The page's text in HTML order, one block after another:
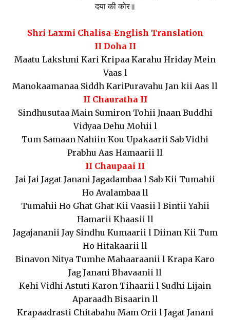
दया की कोर॥
Shri Laxmi Chalisa-English Translation
II Doha II
Maatu Lakshmi Kari Kripaa Karahu Hriday Mein
Vaas l
Manokaamanaa Siddh KariPuravahu Jan kii Aas ll
II Chauratha II
Sindhusutaa Main Sumiron Tohii Jnaan Buddhi
Vidyaa Dehu Mohii l
Tum Samaan Nahiin Kou Upakaarii Sab Vidhi
Prabhu Aas Hamaarii ll
II Chaupaai II
Jai Jai Jagat Janani Jagadambaa l Sab Kii Tumahii
Ho Avalambaa ll
Tumahii Ho Ghat Ghat Kii Vaasii l Bintii Yahii
Hamarii Khaasii ll
Jagajananii Jay Sindhu Kumaarii l Diinan Kii Tum
Ho Hitakaarii ll
Binavon Nitya Tumhe Mahaaraanii l Krapa Karo
Jag Janani Bhavaanii ll
Kehi Vidhi Astuti Karon Tihaarii l Sudhi Lijain
Aparaadh Bisaarin ll
Krapaadrasti Chitabahu Mam Orii l Jagat Janani